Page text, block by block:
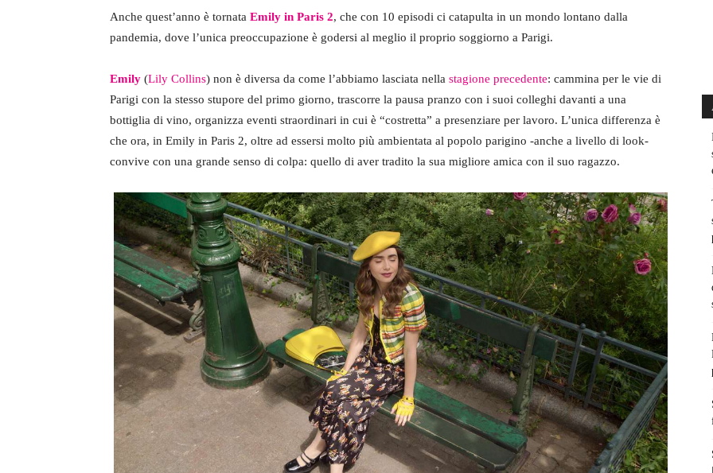
Anche quest’anno è tornata Emily in Paris 2, che con 10 episodi ci catapulta in un mondo lontano dalla
pandemia, dove l’unica preoccupazione è godersi al meglio il proprio soggiorno a Parigi.
Emily (Lily Collins) non è diversa da come l’abbiamo lasciata nella stagione precedente: cammina per le vie di
Parigi con la stesso stupore del primo giorno, trascorre la pausa pranzo con i suoi colleghi davanti a una
bottiglia di vino, organizza eventi straordinari in cui è “costretta” a presenziare per lavoro. L’unica differenza è
che ora, in Emily in Paris 2, oltre ad essersi molto più ambientata al popolo parigino -anche a livello di look-
convive con una grande senso di colpa: quello di aver tradito la sua migliore amica con il suo ragazzo.